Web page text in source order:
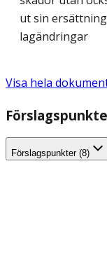
ut sin
lagändringar
Visa hela
Förslagspunkter (8)